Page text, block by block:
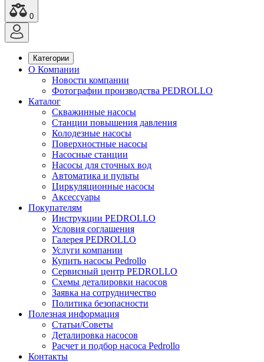
0
Категории
О Компании
Новости компании
Фотографии производства PEDROLLO
Каталог
Скважинные насосы
Станции повышения давления
Колодезные насосы
Поверхностные насосы
Насосные станции
Насосы для сточных вод
Автоматика и пульты
Циркуляционные насосы
Аксессуары
Покупателям
Инструкции PEDROLLO
Условия соглашения
Галерея PEDROLLO
Услуги компании
Купить насосы Pedrollo
Сервисный центр PEDROLLO
Схемы деталировки насосов
Заявка на сотрудничество
Политика безопасности
Полезная информация
Статьи/Советы
Деталировка насосов
Расчет и подбор насоса Pedrollo
Контакты